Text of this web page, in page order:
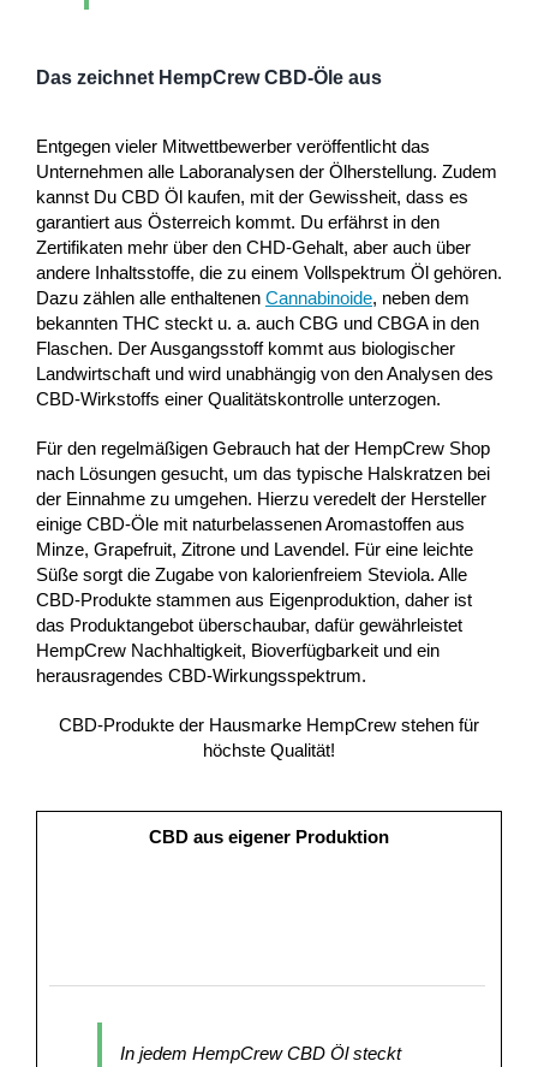
Das zeichnet HempCrew CBD-Öle aus
Entgegen vieler Mitwettbewerber veröffentlicht das
Unternehmen alle Laboranalysen der Ölherstellung. Zudem
kannst Du CBD Öl kaufen, mit der Gewissheit, dass es
garantiert aus Österreich kommt. Du erfährst in den
Zertifikaten mehr über den CHD-Gehalt, aber auch über
andere Inhaltsstoffe, die zu einem Vollspektrum Öl gehören.
Dazu zählen alle enthaltenen Cannabinoide, neben dem
bekannten THC steckt u. a. auch CBG und CBGA in den
Flaschen. Der Ausgangsstoff kommt aus biologischer
Landwirtschaft und wird unabhängig von den Analysen des
CBD-Wirkstoffs einer Qualitätskontrolle unterzogen.
Für den regelmäßigen Gebrauch hat der HempCrew Shop
nach Lösungen gesucht, um das typische Halskratzen bei
der Einnahme zu umgehen. Hierzu veredelt der Hersteller
einige CBD-Öle mit naturbelassenen Aromastoffen aus
Minze, Grapefruit, Zitrone und Lavendel. Für eine leichte
Süße sorgt die Zugabe von kalorienfreiem Steviola. Alle
CBD-Produkte stammen aus Eigenproduktion, daher ist
das Produktangebot überschaubar, dafür gewährleistet
HempCrew Nachhaltigkeit, Bioverfügbarkeit und ein
herausragendes CBD-Wirkungsspektrum.
CBD-Produkte der Hausmarke HempCrew stehen für
höchste Qualität!
CBD aus eigener Produktion
In jedem HempCrew CBD Öl steckt